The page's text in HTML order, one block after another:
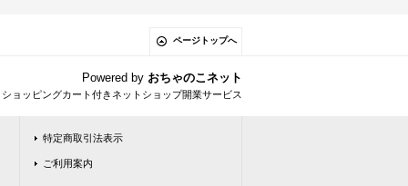
ページトップへ
Powered by おちゃのこネット
ョッピングカート付きネットショップ開業サービス
特定商取引法表示
ご利用案内